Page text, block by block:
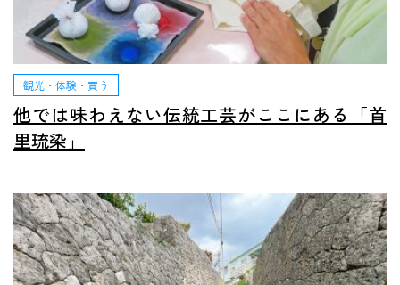
観光・体験・買う
他では味わえない伝統工芸がここにある「首
里琉染」